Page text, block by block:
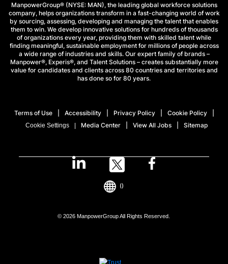
ManpowerGroup® (NYSE: MAN), the leading global workforce solutions
company, helps organizations transform in a fast-changing world of work
by sourcing, assessing, developing and managing the talent that enables
them to win. We develop innovative solutions for hundreds of thousands
of organizations every year, providing them with skilled talent while
finding meaningful, sustainable employment for millions of people across
a wide range of industries and skills. Our expert family of brands –
Manpower®, Experis®, and Talent Solutions – creates substantially more
value for candidates and clients across 80 countries and territories and
has done so for 80 years.
Terms of Use Accessibility Privacy Policy Cookie Policy
Cookie Settings Media Center View All Jobs Sitemap
© 2026 ManpowerGroup All Rights Reserved.
()